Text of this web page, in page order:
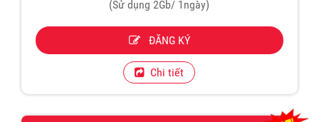
(Sử dụng 2Gb/ 1ngày)
ĐĂNG KÝ
Chi tiết